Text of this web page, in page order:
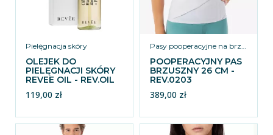
Pielęgnacja skóry
OLEJEK DO
PIELĘGNACJI SKÓRY
REVEE OIL - REV.OIL
119,00 zł
Pasy pooperacyjne na brzuch
POOPERACYJNY PAS
BRZUSZNY 26 CM -
REV.0203
389,00 zł